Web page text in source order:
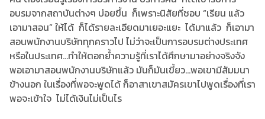
อบรมจากสถาบันต่างๆ บ่อยขึ้น ก็เพราะนิสัยที่ชอบ “เรียน แล้ว
เอามาสอน” ให้ได้ ก็ได้รายละเอียดมาเยอะแยะ ได้มาแล้ว ก็เอามา
สอนพนักงานบริษัททุกคราวไป ไม่ว่าจะเป็นการอบรมต่างประเทศ
หรือในประเทศ...ทำให้ตอกย้ำความรู้ที่เราได้ศึกษามาอย่างจริงจัง
พอเอามาสอนพนักงานบริษัทแล้ว มันก็มันเขี้ยว...พอเขามีสัมมนา
ข้างนอก ในเรื่องที่พอจะพูดได้ ก็อาสาเขาสมัครเขาไปพูดเรื่องที่เรา
พอจะเข้าใจ ไม่ได้เงินไม่เป็นไร